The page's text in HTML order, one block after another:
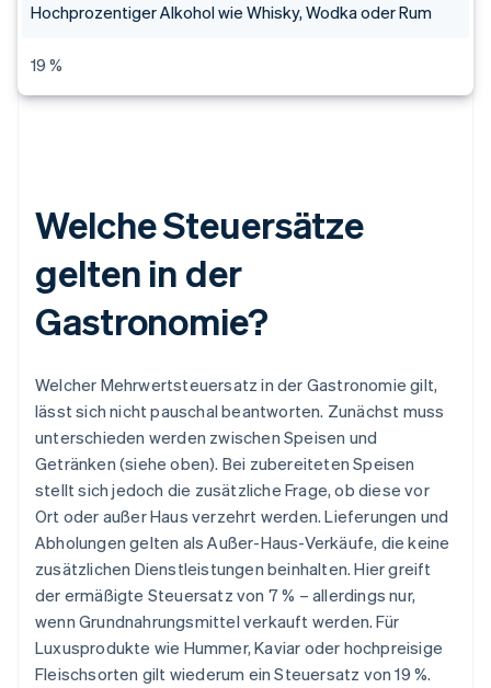
Hochprozentiger Alkohol wie Whisky, Wodka oder Rum
19 %
Welche Steuersätze
gelten in der
Gastronomie?
Welcher Mehrwertsteuersatz in der Gastronomie gilt,
lässt sich nicht pauschal beantworten. Zunächst muss
unterschieden werden zwischen Speisen und
Getränken (siehe oben). Bei zubereiteten Speisen
stellt sich jedoch die zusätzliche Frage, ob diese vor
Ort oder außer Haus verzehrt werden. Lieferungen und
Abholungen gelten als Außer-Haus-Verkäufe, die keine
zusätzlichen Dienstleistungen beinhalten. Hier greift
der ermäßigte Steuersatz von 7 % – allerdings nur,
wenn Grundnahrungsmittel verkauft werden. Für
Luxusprodukte wie Hummer, Kaviar oder hochpreisige
Fleischsorten gilt wiederum ein Steuersatz von 19 %.